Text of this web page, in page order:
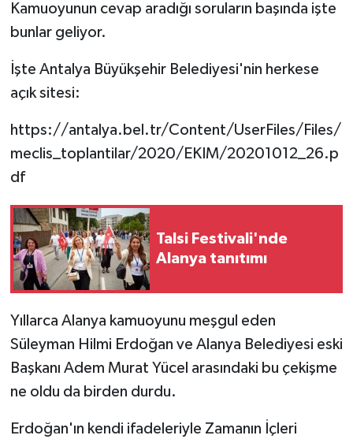
Kamuoyunun cevap aradığı soruların başında işte
bunlar geliyor.
İşte Antalya Büyükşehir Belediyesi'nin herkese
açık sitesi:
https://antalya.bel.tr/Content/UserFiles/Files/
meclis_toplantilar/2020/EKIM/20201012_26.p
df
Talsi Festivali'nde
Alanya tanıtımı
Yıllarca Alanya kamuoyunu meşgul eden
Süleyman Hilmi Erdoğan ve Alanya Belediyesi eski
Başkanı Adem Murat Yücel arasındaki bu çekişme
ne oldu da birden durdu.
Erdoğan'ın kendi ifadeleriyle Zamanın İçleri